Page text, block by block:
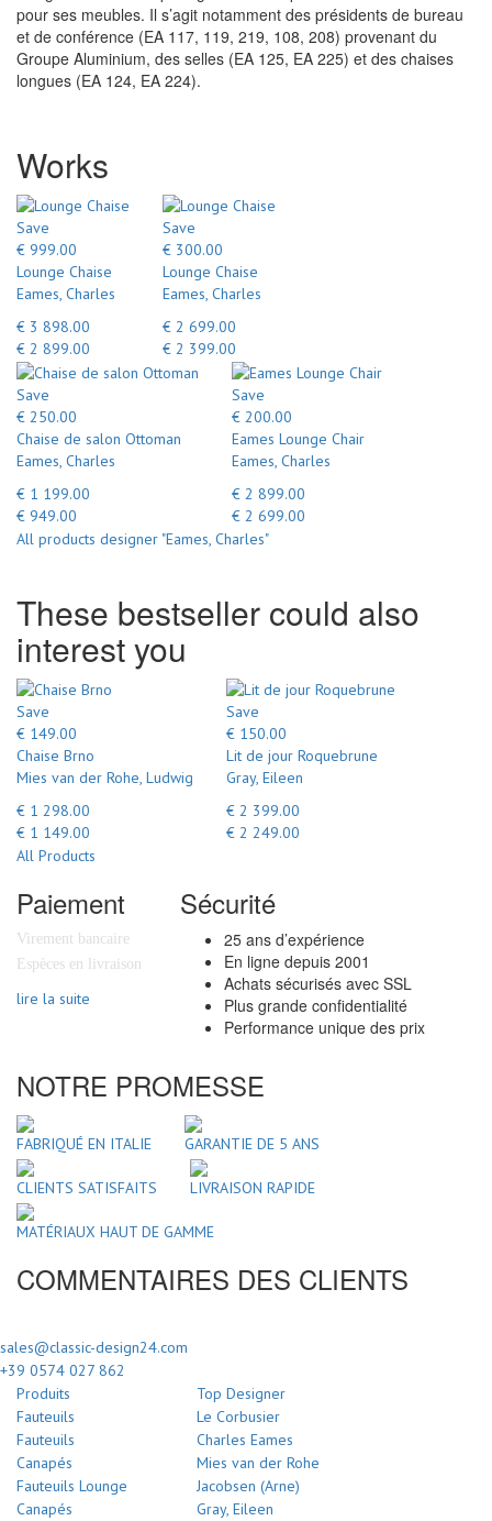
pour ses meubles. Il s’agit notamment des présidents de bureau
et de conférence (EA 117, 119, 219, 108, 208) provenant du
Groupe Aluminium, des selles (EA 125, EA 225) et des chaises
longues (EA 124, EA 224).
Works
Save
€ 999.00
Lounge Chaise
Eames, Charles
€ 3 898.00
€ 2 899.00
Save
€ 300.00
Lounge Chaise
Eames, Charles
€ 2 699.00
€ 2 399.00
Save
€ 250.00
Chaise de salon Ottoman
Eames, Charles
€ 1 199.00
€ 949.00
Save
€ 200.00
Eames Lounge Chair
Eames, Charles
€ 2 899.00
€ 2 699.00
All products designer "Eames, Charles"
These bestseller could also
interest you
Save
€ 149.00
Chaise Brno
Mies van der Rohe, Ludwig
€ 1 298.00
€ 1 149.00
Save
€ 150.00
Lit de jour Roquebrune
Gray, Eileen
€ 2 399.00
€ 2 249.00
All Products
Paiement
Virement bancaire
Espèces en livraison
lire la suite
Sécurité
25 ans d’expérience
En ligne depuis 2001
Achats sécurisés avec SSL
Plus grande confidentialité
Performance unique des prix
NOTRE PROMESSE
FABRIQUÉ EN ITALIE GARANTIE DE 5 ANS
CLIENTS SATISFAITS LIVRAISON RAPIDE
MATÉRIAUX HAUT DE GAMME
COMMENTAIRES DES CLIENTS
sales@classic-design24.com
+39 0574 027 862
Produits
Fauteuils
Fauteuils
Canapés
Fauteuils Lounge
Canapés
Top Designer
Le Corbusier
Charles Eames
Mies van der Rohe
Jacobsen (Arne)
Gray, Eileen